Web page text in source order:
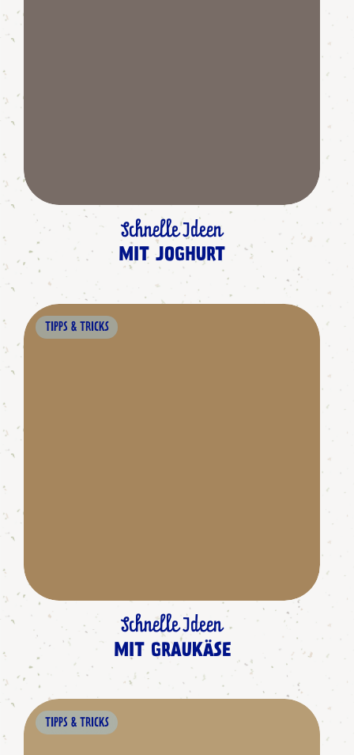
Schnelle Ideen
MIT JOGHURT
TIPPS & TRICKS
Schnelle Ideen
MIT GRAUKÄSE
TIPPS & TRICKS